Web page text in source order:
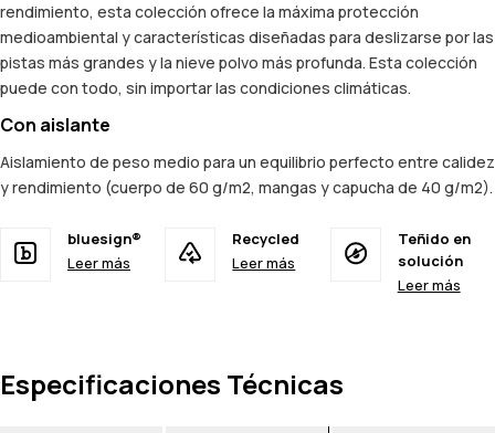
rendimiento, esta colección ofrece la máxima protección
medioambiental y características diseñadas para deslizarse por las
pistas más grandes y la nieve polvo más profunda. Esta colección
puede con todo, sin importar las condiciones climáticas.
Con aislante
Aislamiento de peso medio para un equilibrio perfecto entre calidez
y rendimiento (cuerpo de 60 g/m2, mangas y capucha de 40 g/m2).
bluesign®
Leer más
Recycled
Leer más
Teñido en
solución
Leer más
Especificaciones Técnicas